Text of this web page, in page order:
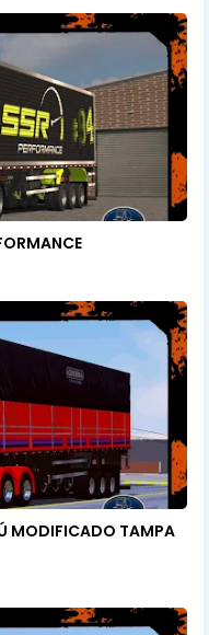
MODIFICADO TAMPA